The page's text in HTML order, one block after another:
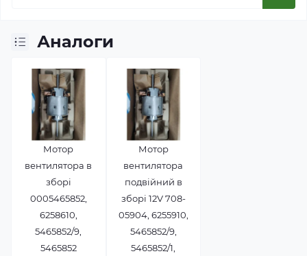
Аналоги
Мотор
вентилятора в
зборі
0005465852,
6258610,
5465852/9,
5465852
Мотор
вентилятора
подвійний в
зборі 12V 708-
05904, 6255910,
5465852/9,
5465852/1,